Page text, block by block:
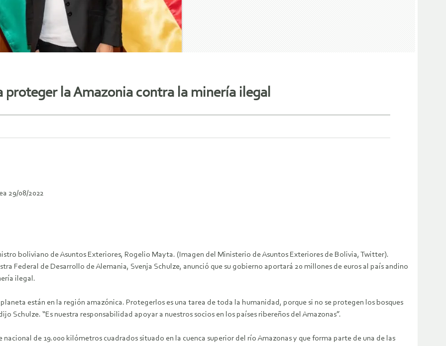
proteger la Amazonia contra la minería ilegal
29/08/2022
boliviano de Asuntos Exteriores, Rogelio Mayta. (Imagen del Ministerio de Asuntos Exteriores de Bolivia, Twitter).
Federal de Desarrollo de Alemania, Svenja Schulze, anunció que su gobierno aportará 20 millones de euros al país andino
ilegal.
están en la región amazónica. Protegerlos es una tarea de toda la humanidad, porque si no se protegen los bosques
Schulze. “Es nuestra responsabilidad apoyar a nuestros socios en los países ribereños del Amazonas”.
de 19.000 kilómetros cuadrados situado en la cuenca superior del río Amazonas y que forma parte de una de las